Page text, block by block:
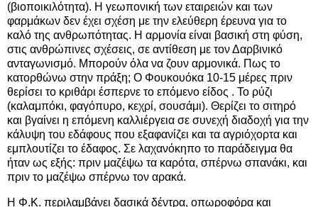
(βιοποικιλότητα). Η γεωπονική των εταιρειών και των
φαρμάκων δεν έχει σχέση με την ελεύθερη έρευνα για το
καλό της ανθρωπότητας. Η αρμονία είναι βασική στη φύση,
στις ανθρώπινες σχέσεις, σε αντίθεση με τον Δαρβινικό
ανταγωνισμό. Μπορούν όλα να ζουν αρμονικά. Πως το
κατορθώνω στην πράξη; Ο Φουκουόκα 10-15 μέρες πριν
θερίσει το κριθάρι έσπερνε το επόμενο είδος . Το ρύζι
(καλαμπόκι, φαγόπυρο, κεχρί, σουσάμι). Θερίζει το σιτηρό
και βγαίνει η επόμενη καλλιέργεια σε συνεχή διαδοχή για την
κάλυψη του εδάφους που εξαφανίζει και τα αγριόχορτα και
εμπλουτίζει το έδαφος. Σε λαχανόκηπο το παράδειγμα θα
ήταν ως εξής: πριν μαζέψω τα καρότα, σπέρνω σπανάκι, και
πριν το μαζέψω σπέρνω τον αρακά.
Η Φ.Κ. περιλαμβάνει δασικά δέντρα, οπωροφόρα και